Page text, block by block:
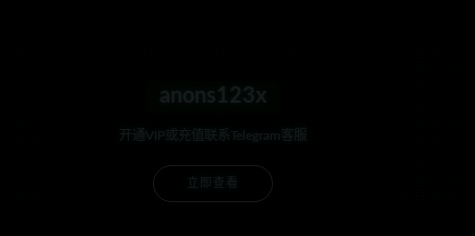
anons123x
开通VIP或充值联系Telegram客服
立即查看